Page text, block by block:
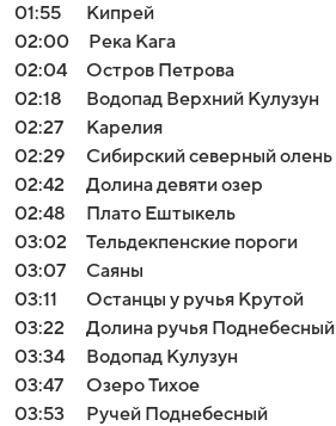
01:55
Кипрей
02:00
Река Кага
02:04
Остров Петрова
02:18
Водопад Верхний Кулузун
02:27
Карелия
02:29
Сибирский северный олень
02:42
Долина девяти озер
02:48
Плато Ештыкель
03:02
Тельдекпенские пороги
03:07
Саяны
03:11
Останцы у ручья Крутой
03:22
Долина ручья Поднебесный
03:34
Водопад Кулузун
03:47
Озеро Тихое
03:53
Ручей Поднебесный